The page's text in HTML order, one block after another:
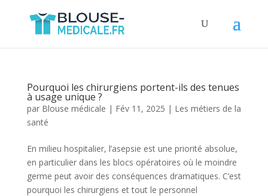
Pourquoi les chirurgiens portent-ils des tenues
à usage unique ?
par Blouse médicale | Fév 11, 2025 | Les métiers de la
santé
En milieu hospitalier, l’asepsie est une priorité absolue,
en particulier dans les blocs opératoires où le moindre
germe peut avoir des conséquences dramatiques. C’est
pourquoi les chirurgiens et tout le personnel